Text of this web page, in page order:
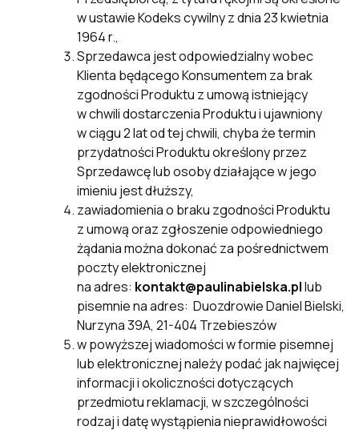
w ustawie Kodeks cywilny z dnia 23 kwietnia
1964 r.,
Sprzedawca jest odpowiedzialny wobec
Klienta będącego Konsumentem za brak
zgodności Produktu z umową istniejący
w chwili dostarczenia Produktu i ujawniony
w ciągu 2 lat od tej chwili, chyba że termin
przydatności Produktu określony przez
Sprzedawcę lub osoby działające w jego
imieniu jest dłuższy,
zawiadomienia o braku zgodności Produktu
z umową oraz zgłoszenie odpowiedniego
żądania można dokonać za pośrednictwem
poczty elektronicznej
na adres: kontakt@paulinabielska.pllub
pisemnie na adres: Duozdrowie Daniel Bielski,
Nurzyna 39A, 21-404 Trzebieszów
w powyższej wiadomości w formie pisemnej
lub elektronicznej należy podać jak najwięcej
informacji i okoliczności dotyczących
przedmiotu reklamacji, w szczególności
rodzaj i datę wystąpienia nieprawidłowości